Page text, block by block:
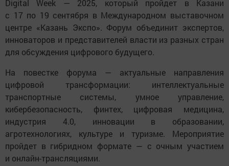
Digital Week — 2025, который пройдет в Казани
с 17 по 19 сентября в Международном выставочном
центре «Казань Экспо». Форум объединит экспертов,
инноваторов и представителей власти из разных стран
для обсуждения цифрового будущего.
На повестке форума — актуальные направления
цифровой трансформации: интеллектуальные
транспортные системы, умное управление,
кибербезопасность, финтех, цифровая медицина,
индустрия 4.0, инновации в образовании,
агротехнологиях, культуре и туризме. Мероприятие
пройдет в гибридном формате — с очным участием
и онлайн-трансляциями.